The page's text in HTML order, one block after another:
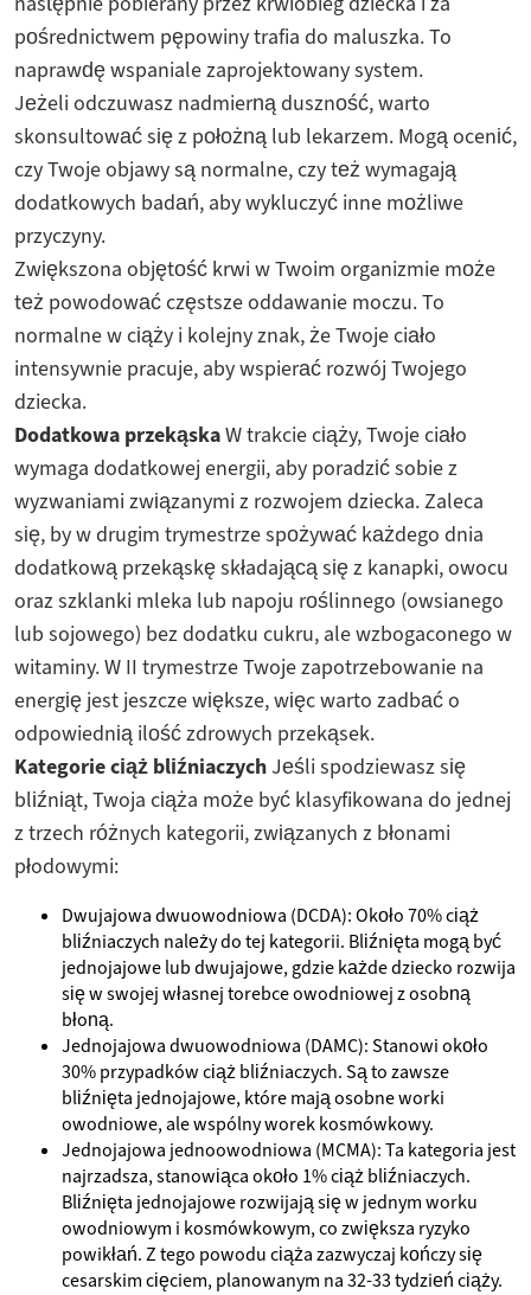
pośrednictwem pępowiny trafia do maluszka. To
naprawdę wspaniale zaprojektowany system.
Jeżeli odczuwasz nadmierną duszność, warto
skonsultować się z położną lub lekarzem. Mogą ocenić,
czy Twoje objawy są normalne, czy też wymagają
dodatkowych badań, aby wykluczyć inne możliwe
przyczyny.
Zwiększona objętość krwi w Twoim organizmie może
też powodować częstsze oddawanie moczu. To
normalne w ciąży i kolejny znak, że Twoje ciało
intensywnie pracuje, aby wspierać rozwój Twojego
dziecka.
Dodatkowa przekąskaW trakcie ciąży, Twoje ciało
wymaga dodatkowej energii, aby poradzić sobie z
wyzwaniami związanymi z rozwojem dziecka. Zaleca
się, by w drugim trymestrze spożywać każdego dnia
dodatkową przekąskę składającą się z kanapki, owocu
oraz szklanki mleka lub napoju roślinnego (owsianego
lub sojowego) bez dodatku cukru, ale wzbogaconego w
witaminy. W II trymestrze Twoje zapotrzebowanie na
energię jest jeszcze większe, więc warto zadbać o
odpowiednią ilość zdrowych przekąsek.
Kategorie ciąż bliźniaczychJeśli spodziewasz się
bliźniąt, Twoja ciąża może być klasyfikowana do jednej
z trzech różnych kategorii, związanych z błonami
płodowymi:
Dwujajowa dwuowodniowa (DCDA): Około 70% ciąż
bliźniaczych należy do tej kategorii. Bliźnięta mogą być
jednojajowe lub dwujajowe, gdzie każde dziecko rozwija
się w swojej własnej torebce owodniowej z osobną
błoną.
Jednojajowa dwuowodniowa (DAMC): Stanowi około
30% przypadków ciąż bliźniaczych. Są to zawsze
bliźnięta jednojajowe, które mają osobne worki
owodniowe, ale wspólny worek kosmówkowy.
Jednojajowa jednoowodniowa (MCMA): Ta kategoria jest
najrzadsza, stanowiąca około 1% ciąż bliźniaczych.
Bliźnięta jednojajowe rozwijają się w jednym worku
owodniowym i kosmówkowym, co zwiększa ryzyko
powikłań. Z tego powodu ciąża zazwyczaj kończy się
cesarskim cięciem, planowanym na 32-33 tydzień ciąży.